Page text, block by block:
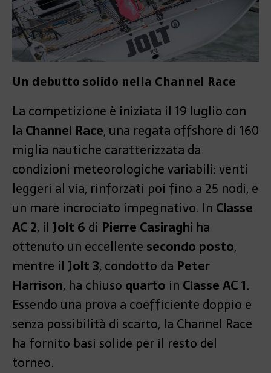
Un debutto solido nella Channel Race
La competizione è iniziata il 19 luglio con
la Channel Race, una regata offshore di 160
miglia nautiche caratterizzata da
condizioni meteorologiche variabili: venti
leggeri al via, rinforzati poi fino a 25 nodi, e
un mare incrociato impegnativo. In Classe
AC 2, il Jolt 6 di Pierre Casiraghi ha
ottenuto un eccellente secondo posto,
mentre il Jolt 3, condotto da Peter
Harrison, ha chiuso quarto in Classe AC 1.
Essendo una prova a coefficiente doppio e
senza possibilità di scarto, la Channel Race
ha fornito basi solide per il resto del
torneo.